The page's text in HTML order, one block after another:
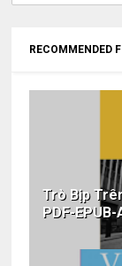
RECOMMENDED
Trò Bịp
PDF-